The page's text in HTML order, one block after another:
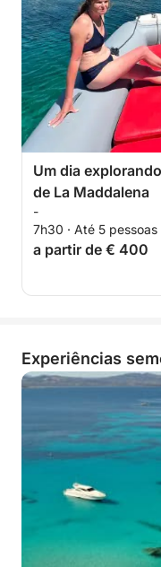
Um dia
de La Maddalena
-
7h30 · Até 5 pessoas
a partir de € 400
Experiências